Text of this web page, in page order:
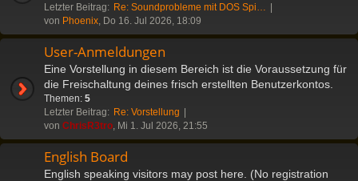
Letzter Beitrag: Re: Soundprobleme mit DOS Spi…
von Phoenix, Do 16. Jul 2026, 18:09
User-Anmeldungen
Eine Vorstellung in diesem Bereich ist die Voraussetzung für
die Freischaltung deines frisch erstellten Benutzerkontos.
Themen: 5
Letzter Beitrag: Re: Vorstellung
von ChrisR3tro, Mi 1. Jul 2026, 21:55
English Board
English speaking visitors may post here. (No registration